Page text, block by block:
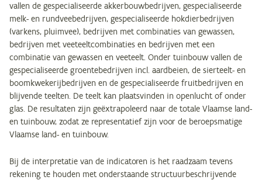
vallen de gespecialiseerde akkerbouwbedrijven, gespecialiseerde
melk- en rundveebedrijven, gespecialiseerde hokdierbedrijven
(varkens, pluimvee), bedrijven met combinaties van gewassen,
bedrijven met veeteeltcombinaties en bedrijven met een
combinatie van gewassen en veeteelt. Onder tuinbouw vallen de
gespecialiseerde groentebedrijven incl. aardbeien, de sierteelt- en
boomkwekerijbedrijven en de gespecialiseerde fruitbedrijven en
blijvende teelten. De teelt kan plaatsvinden in openlucht of onder
glas. De resultaten zijn geëxtrapoleerd naar de totale Vlaamse land-
en tuinbouw, zodat ze representatief zijn voor de beroepsmatige
Vlaamse land- en tuinbouw.
Bij de interpretatie van de indicatoren is het raadzaam tevens
rekening te houden met onderstaande structuurbeschrijvende